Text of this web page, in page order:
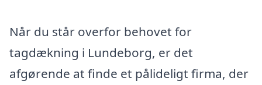
Når du står overfor behovet for
tagdækning i Lundeborg, er det
afgørende at finde et pålideligt firma, der